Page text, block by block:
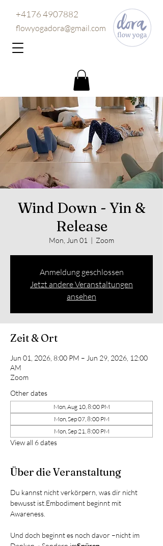
flowyogadora@gmail.com
+4176 4907882
Wind Down - Yin &
Release
Mon, Jun 01
  |
Zoom
Anmeldung geschlossen
Jetzt andere Veranstaltungen
ansehen
Zeit & Ort
Jun 01, 2026, 8:00 PM – Jun 29, 2026, 12:00
AM
Zoom
Other dates
Mon, Aug 10, 8:00 PM
Mon, Sep 07, 8:00 PM
Mon, Sep 21, 8:00 PM
View all 6 dates
Über die Veranstaltung
Du kannst nicht verkörpern, was dir nicht
bewusst ist.Embodiment beginnt mit
Awareness.
Und doch beginnt es noch davor –nicht im